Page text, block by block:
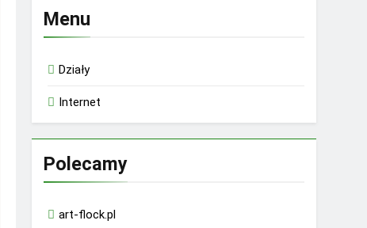
Menu
Działy
Internet
Polecamy
art-flock.pl